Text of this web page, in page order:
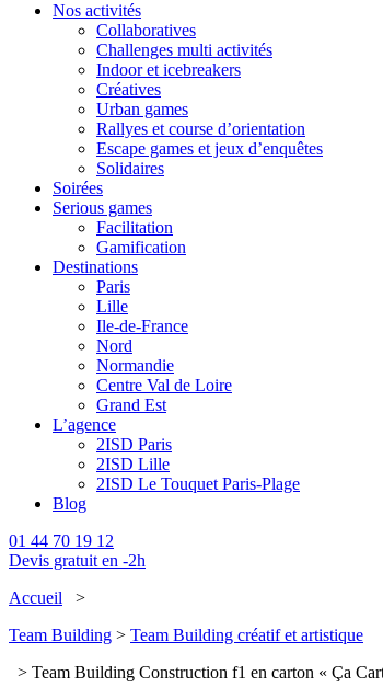
Nos activités
Collaboratives
Challenges multi activités
Indoor et icebreakers
Créatives
Urban games
Rallyes et course d’orientation
Escape games et jeux d’enquêtes
Solidaires
Soirées
Serious games
Facilitation
Gamification
Destinations
Paris
Lille
Ile-de-France
Nord
Normandie
Centre Val de Loire
Grand Est
L’agence
2ISD Paris
2ISD Lille
2ISD Le Touquet Paris-Plage
Blog
01 44 70 19 12
Devis gratuit en -2h
Accueil >
Team Building > Team Building créatif et artistique
> Team Building Construction f1 en carton « Ça